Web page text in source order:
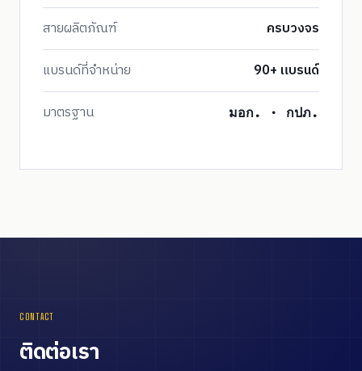
สายผลิตภัณฑ์
ครบวงจร
แบรนด์ที่จำหน่าย
90+ แบรนด์
มาตรฐาน
มอก. · กปภ.
CONTACT
ติดต่อเรา